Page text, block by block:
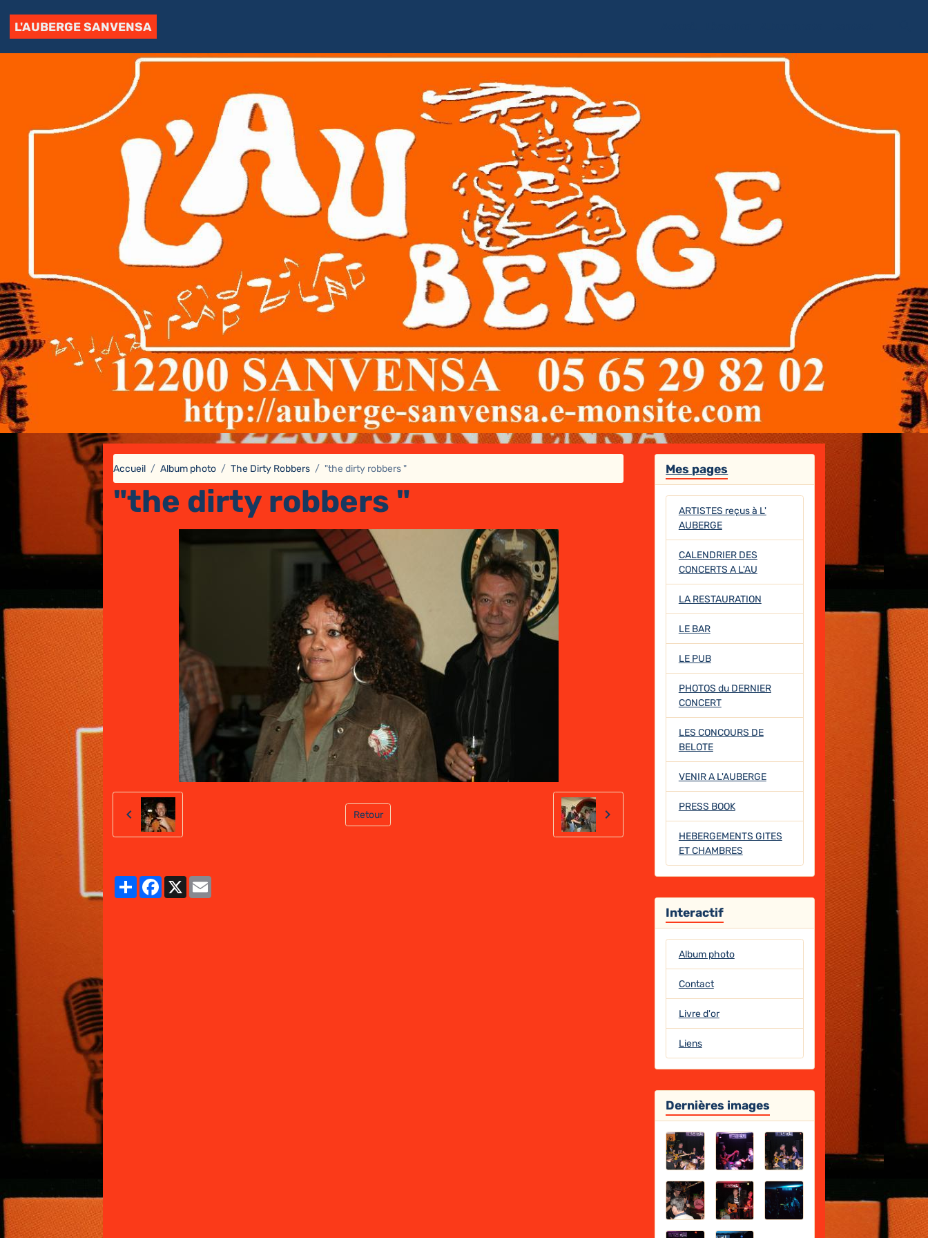
L'AUBERGE SANVENSA
Accueil Album photo The Dirty Robbers "the dirty robbers "
"the dirty robbers "
Retour
PartagerFacebook
X
Mes pages
ARTISTES reçus à L'
AUBERGE
CALENDRIER DES
CONCERTS A L'AU
LA RESTAURATION
LE BAR
LE PUB
PHOTOS du DERNIER
CONCERT
LES CONCOURS DE
BELOTE
VENIR A L'AUBERGE
PRESS BOOK
HEBERGEMENTS GITES
ET CHAMBRES
Interactif
Album photo
Contact
Livre d'or
Liens
Dernières images